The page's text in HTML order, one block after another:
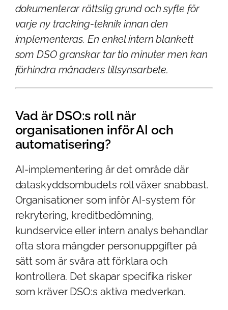
dokumenterar rättslig grund och syfte för
varje ny tracking-teknik innan den
implementeras. En enkel intern blankett
som DSO granskar tar tio minuter men kan
förhindra månaders tillsynsarbete.
Vad är DSO:s roll när
organisationen inför AI och
automatisering?
AI-implementering är det område där
dataskyddsombudets roll växer snabbast.
Organisationer som inför AI-system för
rekrytering, kreditbedömning,
kundservice eller intern analys behandlar
ofta stora mängder personuppgifter på
sätt som är svåra att förklara och
kontrollera. Det skapar specifika risker
som kräver DSO:s aktiva medverkan.